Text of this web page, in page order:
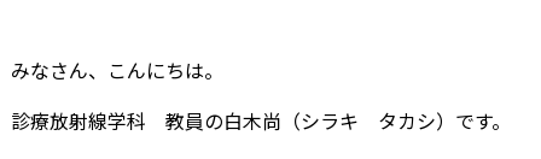
みなさん、こんにちは。
診療放射線学科 教員の白木尚（シラキ タカシ）です。